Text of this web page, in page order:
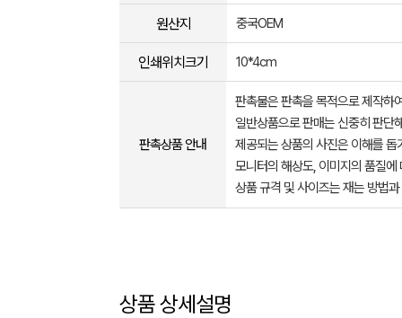
원산지 중국OEM
인쇄위치크기 10*4cm
판촉상품 안내
판촉물은 판촉을 목적으로 제작하
일반상품으로 판매는 신중히 판단
제공되는 상품의 사진은 이해를
모니터의 해상도, 이미지의 품질
상품 규격 및 사이즈는 재는 방법
상품 상세설명